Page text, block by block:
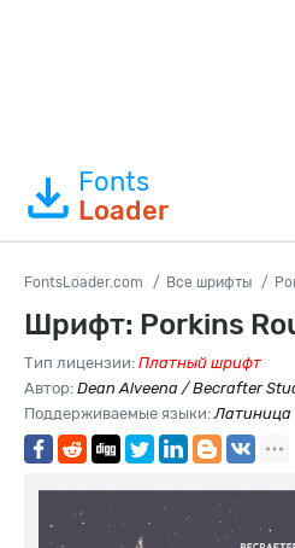
Fonts
Loader
FontsLoader.com Все шрифты
Шрифт: Porkins
Тип лицензии: Платный шрифт
Автор: Dean Alveena / Becrafter
Поддерживаемые языки:Латиница